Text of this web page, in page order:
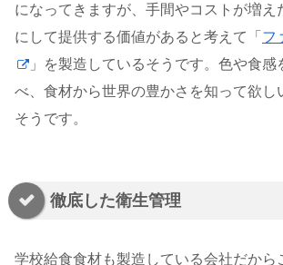
になってきますが、手間やコストが増え
にして提供する価値があると考えて「 フ
」を製造しているそうです。色や食感
べ、食材から世界の豊かさを知って欲し
そうです。
徹底した衛生管理
学校給食食材も製造している会社だから